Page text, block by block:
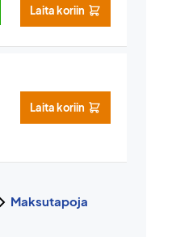
Laita koriin
Laita koriin
Maksutapoja